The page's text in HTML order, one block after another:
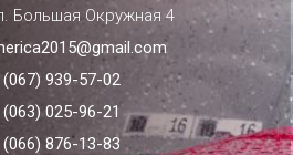
Большая Окружная 4
939-57-02
025-96-21
876-13-83